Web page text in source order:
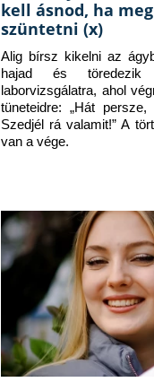
kell ásnod, ha
szüntetni (x)
Alig bírsz kikelni az
hajad és
laborvizsgálatra, ahol
tüneteidre: „Hát
Szedjél rá valamit!” A
van a vége.